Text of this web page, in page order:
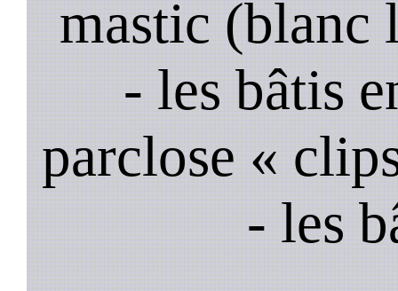
mastic (blanc
- les bâtis
parclose «
- les